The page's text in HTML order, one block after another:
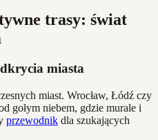
trasy: świat
miasta
miast. Wrocław, Łódź czy
gołym niebem, gdzie murale i
przewodnik dla szukających